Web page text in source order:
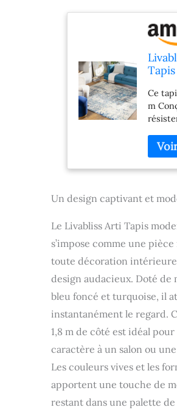
1,8
Ce
m
tapis
par
pour
votre
à
et les
des
une
dans
sous
Un design captivant et
Le Livabliss Arti Tapis
s’impose comme une
toute décoration intérieure
design audacieux. Doté de
bleu foncé et turquoise, il
instantanément le regard.
1,8 m de côté est idéal
caractère à un salon ou
Les couleurs vives et les
apportent une touche de
restant dans une palette